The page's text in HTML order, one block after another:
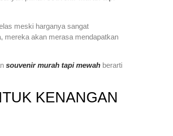
meski harganya sangat
mereka akan merasa mendapatkan
souvenir murah tapi mewah berarti
KENANGAN